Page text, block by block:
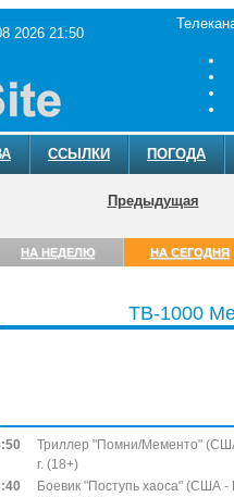
2026 21:50
ССЫЛКИ ПОГОДА
Предыдущая
НА НЕДЕЛЮ НА СЕГОДНЯ
ТВ-1000
Триллер "Помни/Мементо"
г. (18+)
Боевик "Поступь хаоса" (США -